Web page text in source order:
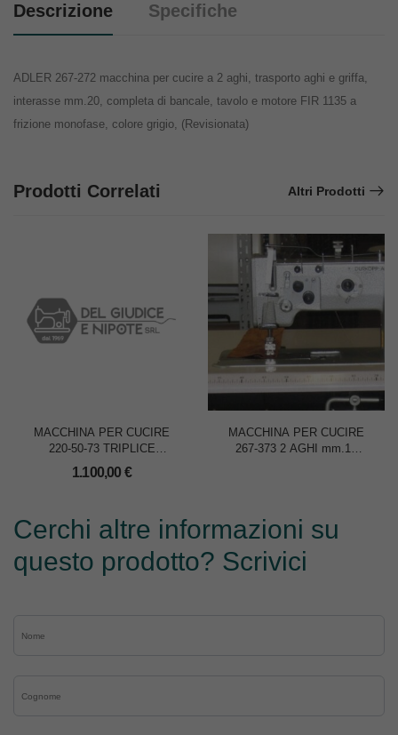
Descrizione Specifiche
ADLER 267-272 macchina per cucire a 2 aghi, trasporto aghi e griffa,
interasse mm.20, completa di bancale, tavolo e motore FIR 1135 a
frizione monofase, colore grigio, (Revisionata)
Prodotti Correlati Altri Prodotti
MACCHINA PER CUCIRE
220-50-73 TRIPLICE
TRASPORTO 1 AGO
1.100,00 €
MACCHINA PER CUCIRE
267-373 2 AGHI mm.10
Cerchi altre informazioni su
questo prodotto? Scrivici